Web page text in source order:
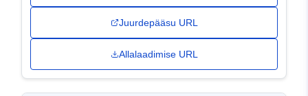
Juurdepääsu URL
Allalaadimise URL